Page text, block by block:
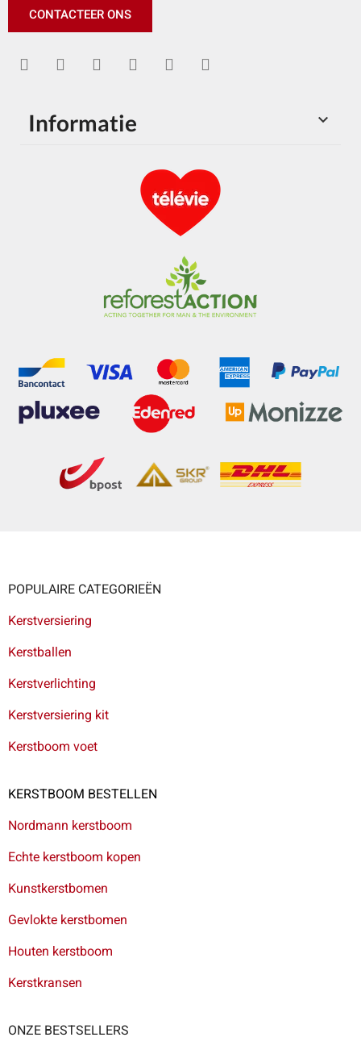
CONTACTEER ONS

Informatie
POPULAIRE CATEGORIEËN
Kerstversiering
Kerstballen
Kerstverlichting
Kerstversiering kit
Kerstboom voet
KERSTBOOM BESTELLEN
Nordmann kerstboom
Echte kerstboom kopen
Kunstkerstbomen
Gevlokte kerstbomen
Houten kerstboom
Kerstkransen
ONZE BESTSELLERS